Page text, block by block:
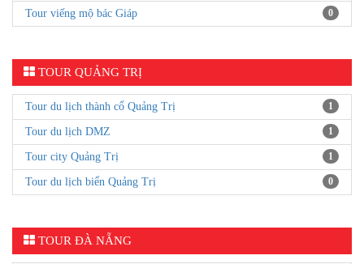
Tour viếng mộ bác Giáp 0
TOUR QUẢNG TRỊ
Tour du lịch thành cổ Quảng Trị 1
Tour du lịch DMZ 1
Tour city Quảng Trị 1
Tour du lịch biển Quảng Trị 0
TOUR ĐÀ NẴNG